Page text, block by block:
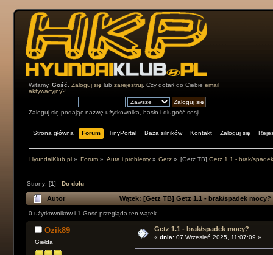
Witamy,Gość .Zaloguj się lubzarejestruj . Czy dotarł do Ciebieemail
aktywacyjny?
Zaloguj się podając nazwę użytkownika, hasło i długość sesji
Strona główna Forum TinyPortal Baza silników Kontakt Zaloguj się
HyundaiKlub.pl» Forum» Auta i problemy» Getz » [Getz TB] Getz 1.1 - brak/
Strony: [1] Do dołu
Autor Wątek: [Getz TB] Getz 1.1 - brak/spadek
0 użytkowników i 1 Gość przegląda ten wątek.
Ozik89
Giełda
Getz 1.1 - brak/spadek mocy?
«dnia: 07 Wrzesień 2025, 11:07:09 »